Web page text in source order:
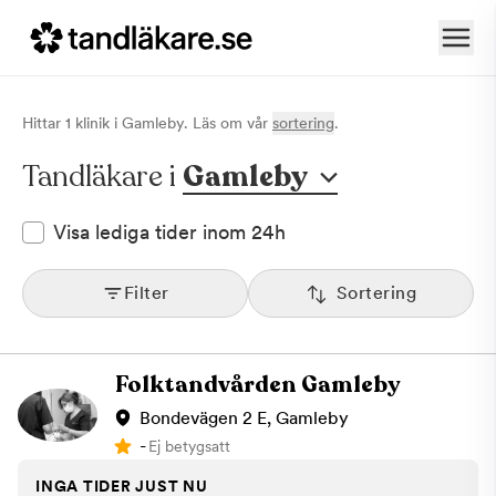
Hittar 1 klinik i Gamleby. Läs om vår sortering.
Tandläkare i Gamleby
Visa lediga tider inom 24h
Filter Sortering
Folktandvården Gamleby
Bondevägen 2 E, Gamleby
-Ej betygsatt
INGA TIDER JUST NU